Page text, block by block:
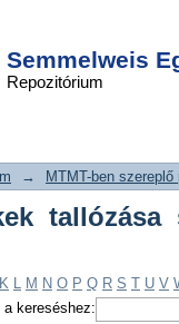
Semmelweis
Repozitórium
Eva
→ MTMT-ben
K L M N O P Q R S T U V
a kereséshez: